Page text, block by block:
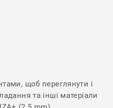
щоб переглянути і
та інші матеріали